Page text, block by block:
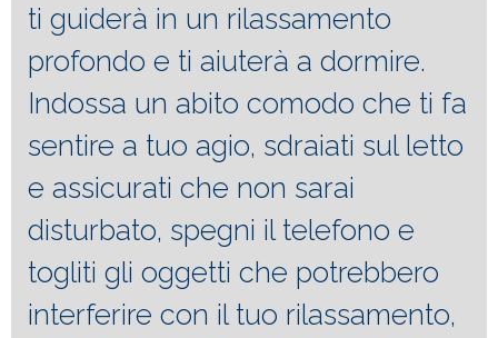
ti guiderà in un rilassamento
profondo e ti aiuterà a dormire.
Indossa un abito comodo che ti fa
sentire a tuo agio, sdraiati sul letto
e assicurati che non sarai
disturbato, spegni il telefono e
togliti gli oggetti che potrebbero
interferire con il tuo rilassamento,